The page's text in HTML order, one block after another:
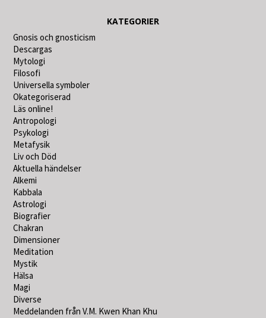
KATEGORIER
Gnosis och gnosticism
Descargas
Mytologi
Filosofi
Universella symboler
Okategoriserad
Läs online!
Antropologi
Psykologi
Metafysik
Liv och Död
Aktuella händelser
Alkemi
Kabbala
Astrologi
Biografier
Chakran
Dimensioner
Meditation
Mystik
Hälsa
Magi
Diverse
Meddelanden från V.M. Kwen Khan Khu